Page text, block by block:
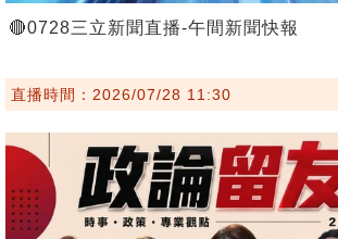
🔴0728三立新聞直播-午間新聞快報
直播時間：2026/07/28 11:30